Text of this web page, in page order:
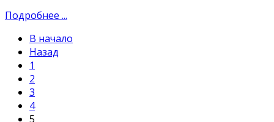
Подробнее ...
В начало
Назад
1
2
3
4
5